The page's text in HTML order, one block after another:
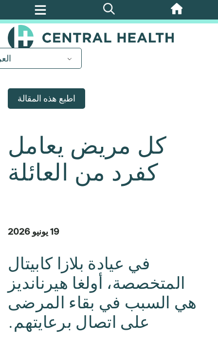
تخطي
اطبع هذه المقالة
كل مريض يعامل
كفرد من العائلة
19 يونيو 2026
في عيادة بلازا كابيتال
المتخصصة، أولغا هيرنانديز
هي السبب في بقاء المرضى
على اتصال برعايتهم.